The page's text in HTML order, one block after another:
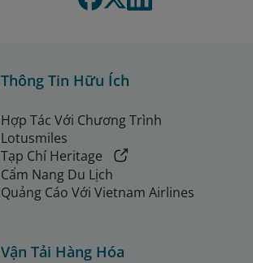
Thông Tin Hữu Ích
Hợp Tác Với Chương Trình
Lotusmiles
Tạp Chí Heritage
Cẩm Nang Du Lịch
Quảng Cáo Với Vietnam Airlines
Vận Tải Hàng Hóa